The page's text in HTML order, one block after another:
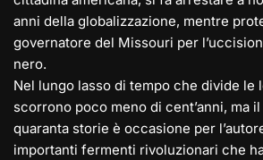
anni della globalizzazione, mentre
governatore del Missouri per
nero.
Nel lungo lasso di tempo che divide le
scorrono poco meno di cent’anni, ma
quaranta storie è occasione per
importanti fermenti rivoluzionari che